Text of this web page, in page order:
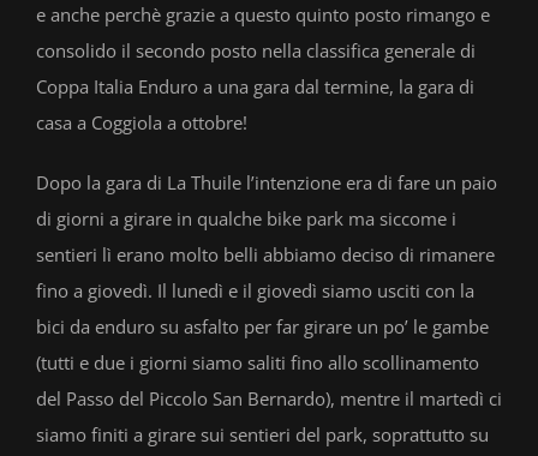
e anche perchè grazie a questo quinto posto rimango e
consolido il secondo posto nella classifica generale di
Coppa Italia Enduro a una gara dal termine, la gara di
casa a Coggiola a ottobre!
Dopo la gara di La Thuile l’intenzione era di fare un paio
di giorni a girare in qualche bike park ma siccome i
sentieri lì erano molto belli abbiamo deciso di rimanere
fino a giovedì. Il lunedì e il giovedì siamo usciti con la
bici da enduro su asfalto per far girare un po’ le gambe
(tutti e due i giorni siamo saliti fino allo scollinamento
del Passo del Piccolo San Bernardo), mentre il martedì ci
siamo finiti a girare sui sentieri del park, soprattutto su